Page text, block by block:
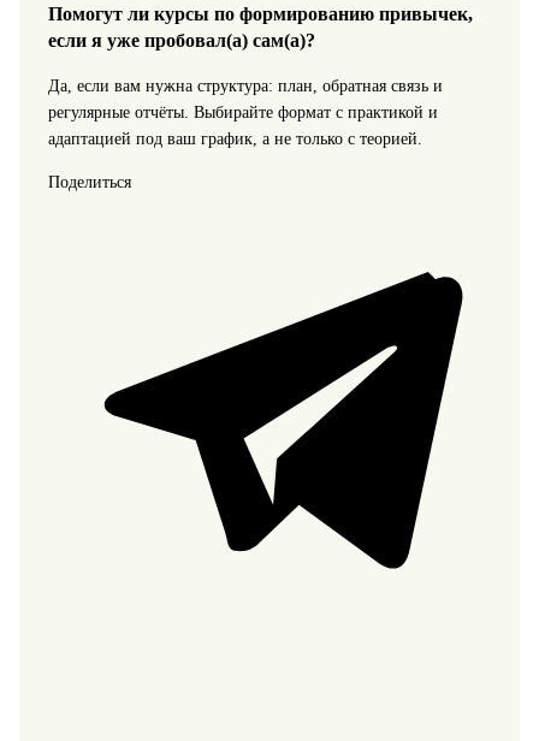
Помогут ли курсы по формированию привычек,
если я уже пробовал(а) сам(а)?
Да, если вам нужна структура: план, обратная связь и
регулярные отчёты. Выбирайте формат с практикой и
адаптацией под ваш график, а не только с теорией.
Поделиться